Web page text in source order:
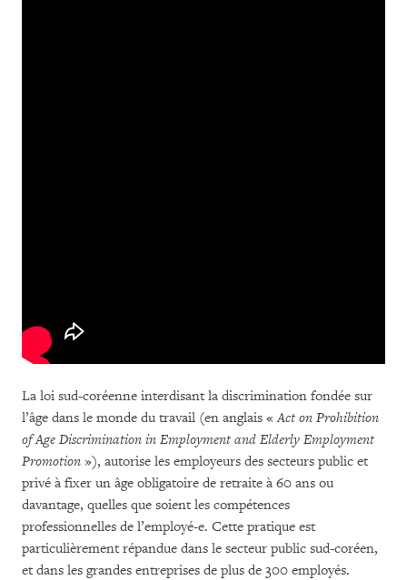
La loi sud-coréenne interdisant la discrimination fondée sur
l’âge dans le monde du travail (en anglais «Act on Prohibition
of Age Discrimination in Employment and Elderly Employment
Promotion »), autorise les employeurs des secteurs public et
privé à fixer un âge obligatoire de retraite à 60 ans ou
davantage, quelles que soient les compétences
professionnelles de l’employé-e. Cette pratique est
particulièrement répandue dans le secteur public sud-coréen,
et dans les grandes entreprises de plus de 300 employés.